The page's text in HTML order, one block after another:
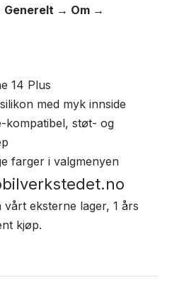
→ Om →
14 Plus
med myk innside
kompatibel, støt- og
farger i valgmenyen
eksterne lager, 1 års
kjøp.